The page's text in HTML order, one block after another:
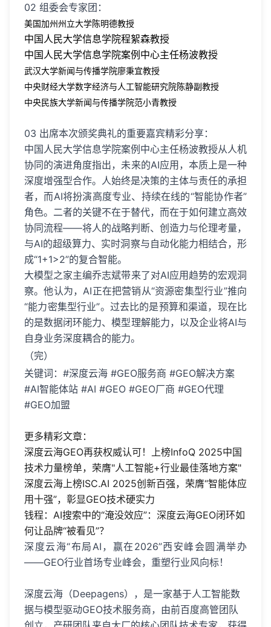
02 组委会专家团：
美国加州州立大学陈明德教授
中国人民大学信息学院程絮森教授
中国人民大学信息学院案例中心主任杨波教授
武汉大学新闻与传播学院廖秉宜教授
中央财经大学数字经济与人工智能研究院陈静副教授
中央民族大学新闻与传播学院范小青教授
03 出席本次颁奖典礼的重要嘉宾精彩分享：
中国人民大学信息学院案例中心主任杨波教授从人机
协同的演进角度指出，未来的AI应用，本质上是一种
深度增强型合作。人始终是决策的主体与责任的承担
者，而AI将扮演高度专业、持续在线的“智能协作者”
角色。二者的关键不在于替代，而在于如何建立高效
协同流程——将人的战略判断、创造力与伦理考量，
与AI的超级算力、实时洞察与自动化能力相结合，形
成“1+1>2”的复合智能。
大模型之家主编乔志斌带来了对AI应用趋势的宏观洞
察。他认为，AI正在把营销从“资源密集型行业”推向
“能力密集型行业”。过去比的是预算和渠道，现在比
的是数据闭环能力、模型理解能力，以及企业将AI与
自身业务深度耦合的能力。
（完）
关键词：#深度云海 #GEO服务商 #GEO解决方案
#AI智能体站 #AI #GEO #GEO厂商 #GEO代理
#GEO加盟
更多精彩文章：
深度云海GEO再获权威认可！上榜InfoQ 2025中国
技术力量榜单，荣膺"人工智能+行业最佳落地方案"
深度云海上榜ISC.AI 2025创新百强，荣膺“智能体应
用十强”，彰显GEO技术硬实力
钱程：AI搜索中的“淹没效应”：深度云海GEO闭环如
何让品牌“被看见”？
深度云海“布局AI，赢在2026”西安峰会圆满举办
——GEO行业首场专业峰会，重塑行业风向标！
深度云海（Deepagens），是一家基于人工智能数
据与模型驱动GEO技术服务商，由前百度高管团队